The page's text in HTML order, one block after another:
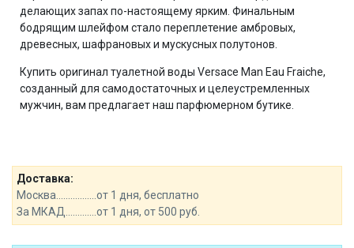
делающих запах по-настоящему ярким. Финальным
бодрящим шлейфом стало переплетение амбровых,
древесных, шафрановых и мускусных полутонов.
Купить оригинал туалетной воды Versace Man Eau Fraiche,
созданный для самодостаточных и целеустремленных
мужчин, вам предлагает наш парфюмерном бутике.
Доставка:
Москва.................от 1 дня, бесплатно
За МКАД.............от 1 дня, от 500 руб.